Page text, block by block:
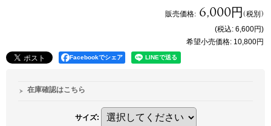
販売価格: 6,000円(税別)
(税込: 6,600円)
希望小売価格: 10,800円
Facebookでシェア
在庫確認はこちら
サイズ: